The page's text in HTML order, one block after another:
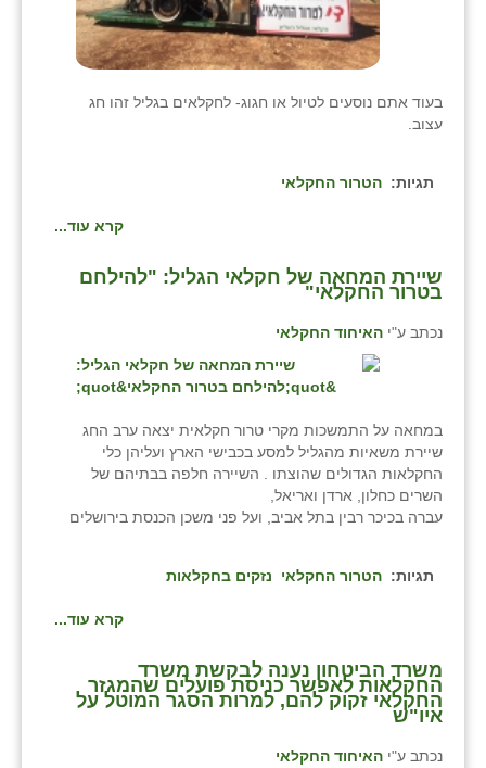
בעוד אתם נוסעים לטיול או חגוג- לחקלאים בגליל זהו חג
עצוב.
תגיות: הטרור החקלאי
קרא עוד...
שיירת המחאה של חקלאי הגליל: "להילחם
בטרור החקלאי"
נכתב ע"י האיחוד החקלאי
במחאה על התמשכות מקרי טרור חקלאית יצאה ערב החג
שיירת משאיות מהגליל למסע בכבישי הארץ ועליהן כלי
החקלאות הגדולים שהוצתו . השיירה חלפה בבתיהם של
השרים כחלון, ארדן ואריאל,
עברה בכיכר רבין בתל אביב, ועל פני משכן הכנסת בירושלים
תגיות: הטרור החקלאי נזקים בחקלאות
קרא עוד...
⁨משרד הביטחון נענה לבקשת משרד
החקלאות לאפשר כניסת פועלים שהמגזר
החקלאי זקוק להם, למרות הסגר המוטל על
איו"ש⁩
נכתב ע"י האיחוד החקלאי